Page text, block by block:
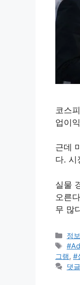
코스
업이
근데
다. 시
실물
오른
무 많
카
테
고
리
정보
태
그
그램, #
댓